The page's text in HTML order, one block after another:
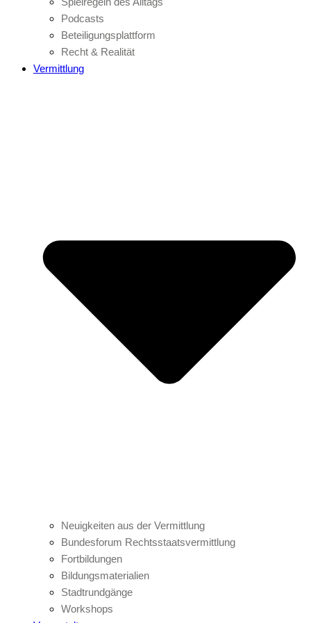
Podcasts
Beteiligungsplattform
Recht & Realität
Vermittlung
Neuigkeiten aus der Vermittlung
Bundesforum Rechtsstaatsvermittlung
Fortbildungen
Bildungsmaterialien
Stadtrundgänge
Workshops